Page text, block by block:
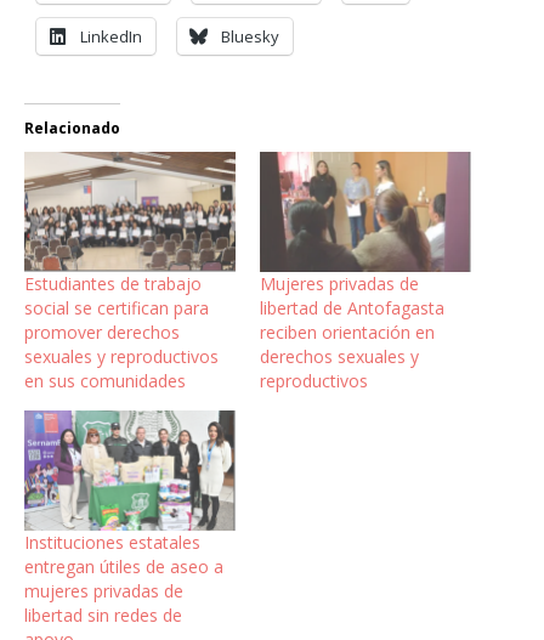
LinkedIn Bluesky
Relacionado
Estudiantes de trabajo
social se certifican para
promover derechos
sexuales y reproductivos
en sus comunidades
Mujeres privadas de
libertad de Antofagasta
reciben orientación en
derechos sexuales y
reproductivos
Instituciones estatales
entregan útiles de aseo a
mujeres privadas de
libertad sin redes de